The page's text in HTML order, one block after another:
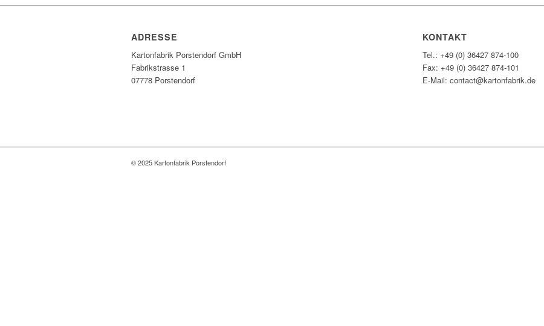
ADRESSE
Kartonfabrik Porstendorf GmbH
Fabrikstrasse 1
07778 Porstendorf
KONTAKT
Tel.: +49 (0) 36427 874-100
Fax: +49 (0) 36427 874-101
E-Mail: contact@kartonfabrik.de
© 2025 Kartonfabrik Porstendorf